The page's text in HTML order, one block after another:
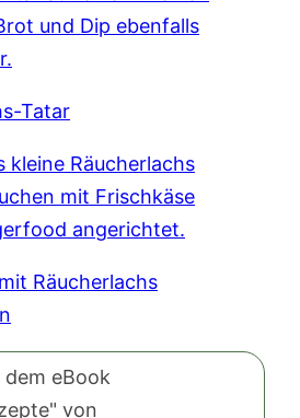
Tatar
Räucherlachs